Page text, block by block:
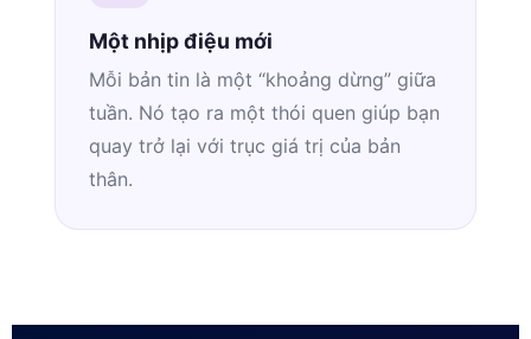
Một nhịp điệu mới
Mỗi bản tin là một “khoảng dừng” giữa
tuần. Nó tạo ra một thói quen giúp bạn
quay trở lại với trục giá trị của bản
thân.